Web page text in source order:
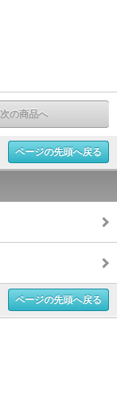
次の商品へ
ページの先頭へ戻る
ページの先頭へ戻る